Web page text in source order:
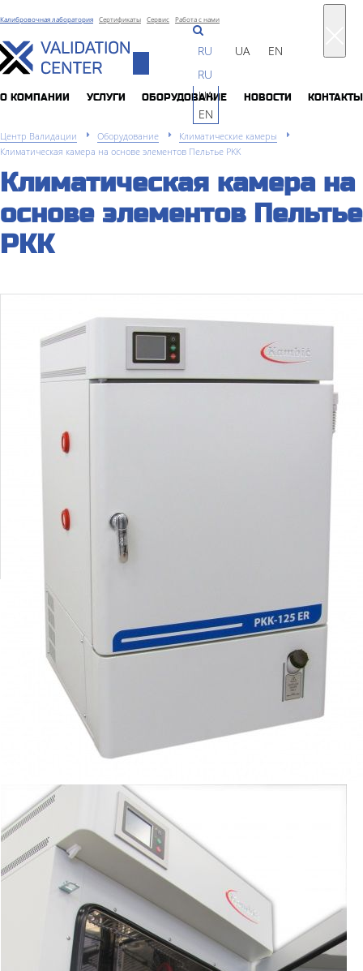
Калибровочная лаборатория Сертификаты Сервис Работа с нами
RU UA
EN
RU
UA
EN
navigation
О КОМПАНИИ УСЛУГИ ОБОРУДОВАНИЕ НОВОСТИ КОНТАКТЫ
Центр Валидации Оборудование
Климатические камеры
Климатическая камера на основе элементов Пельтье PKK
Климатическая камера на
основе элементов Пельтье
PKK